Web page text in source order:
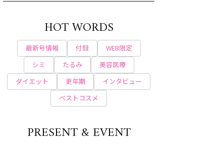
HOT WORDS
最新号情報 付録
WEB限定
シミ
たるみ
美容医療
ダイエット
更年期
インタビュー
ベストコスメ
PRESENT & EVENT